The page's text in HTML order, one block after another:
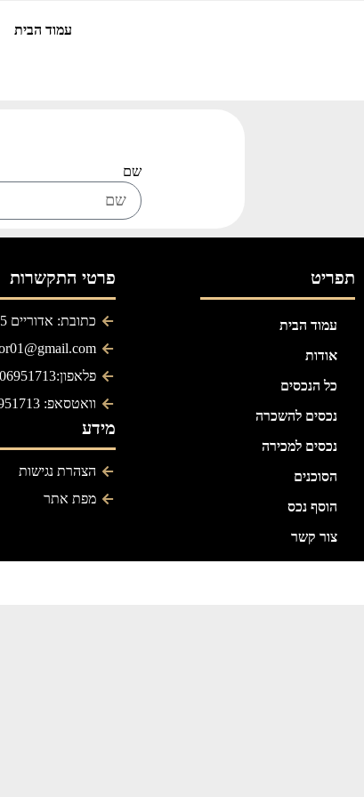
עמוד הבית
שם
תפריט
עמוד הבית
אודות
כל הנכסים
נכסים להשכרה
נכסים למכירה
הסוכנים
הוסף נכס
צור קשר
פרטי התקשרות
כתובת: אדוריים 235 קריית גת
פלאפון:0506951713
וואטסאפ: 0506951713
מידע
הצהרת נגישות
מפת אתר